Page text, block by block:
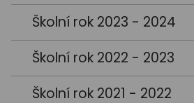
Školní rok 2023 - 2024
Školní rok 2022 - 2023
Školní rok 2021 - 2022